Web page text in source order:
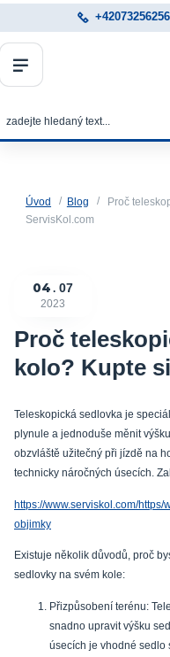
Úvod Blog
Proč
ServisKol.com
04 07
2023
Proč
kolo? Kupte
Teleskopická sedlovka je
plynule a jednoduše měnit
obzvláště užitečný při jízdě na
technicky náročných úsecích.
https://www.serviskol.com/
objimky
Existuje několik důvodů, proč
sedlovky na svém kole:
Přizpůsobení terénu:
snadno upravit výšku
úsecích je vhodné sedlo